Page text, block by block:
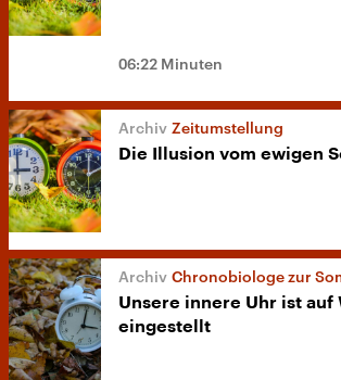
06:22 Minuten
Zeitumstellung
Die Illusion vom ewigen
Chronobiologe zur
Unsere innere Uhr ist auf
eingestellt